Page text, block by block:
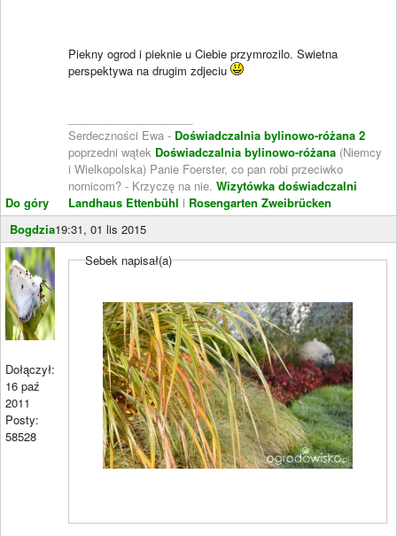
Do góry
Piekny ogrod i pieknie u Ciebie przymrozilo. Swietna
perspektywa na drugim zdjeciu
Serdeczności Ewa - Doświadczalnia bylinowo-różana 2
poprzedni wątek Doświadczalnia bylinowo-różana (Niemcy
i Wielkopolska) Panie Foerster, co pan robi przeciwko
nornicom? - Krzyczę na nie. Wizytówka doświadczalni
Landhaus Ettenbühl i Rosengarten Zweibrücken
Bogdzia19:31, 01 lis 2015
Dołączył:
16 paź
2011
Posty:
58528
Sebek napisał(a)